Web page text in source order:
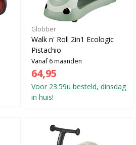
Globber
Walk n' Roll 2in1 Ecologic
Pistachio
Vanaf 6 maanden
64,95
Voor 23:59u besteld, dinsdag
in huis!